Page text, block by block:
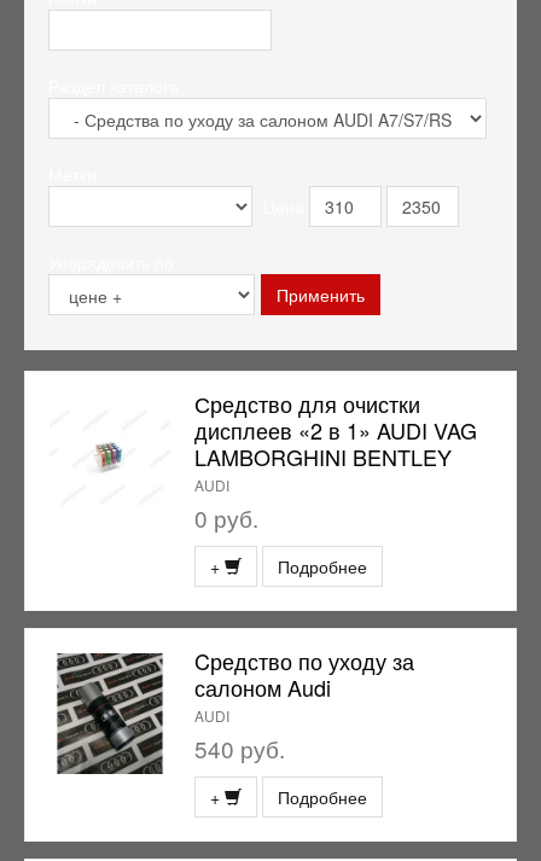
Средство для очистки
дисплеев «2 в 1» AUDI VAG
LAMBORGHINI BENTLEY
AUDI
0 руб.
+ Подробнее
Cредство по уходу за
салоном Audi
AUDI
540 руб.
+ Подробнее